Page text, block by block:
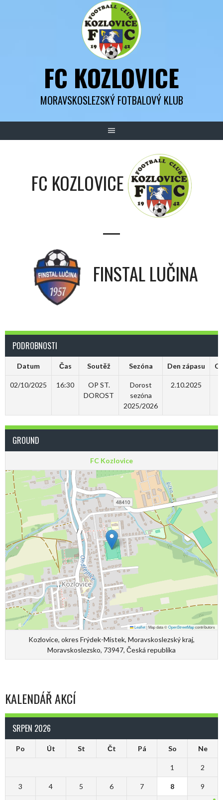
FC KOZLOVICE
MORAVSKOSLEZSKÝ FOTBALOVÝ KLUB
FC KOZLOVICE
—
FINSTAL LUČINA
PODROBNOSTI
Datum Čas Soutěž Sezóna Den zápasu
02/10/2025 16:30
OP ST.
DOROST
Dorost
sezóna
2025/2026
2.10.2025
GROUND
FC Kozlovice
Leaflet|Map data ©OpenStreetMapcontributors
Kozlovice, okres Frýdek-Místek, Moravskoslezský kraj,
Moravskoslezsko, 73947, Česká republika
KALENDÁŘ AKCÍ
SRPEN 2026
Po Út St Čt Pá So Ne
1 2
3 4 5 6 7 8 9